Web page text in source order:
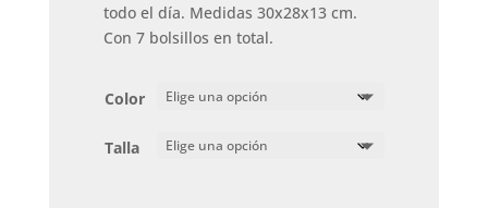
todo el día. Medidas 30x28x13 cm.
Con 7 bolsillos en total.
Color
Talla